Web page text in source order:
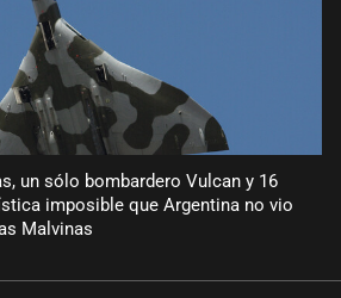
un sólo bombardero Vulcan y 16
imposible que Argentina no vio
Malvinas